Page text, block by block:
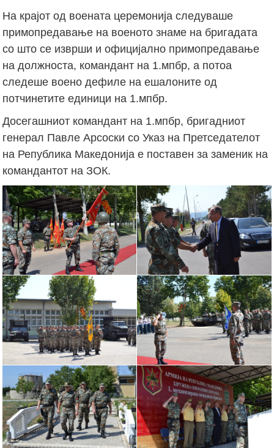
На крајот од воената церемонија следуваше
примопредавање на военото знаме на бригадата
со што се изврши и официјално примопредавање
на должноста, командант на 1.мпбр, а потоа
следеше воено дефиле на ешалоните од
потчинетите единици на 1.мпбр.
Досегашниот командант на 1.мпбр, бригадниот
генерал Павле Арсоски со Указ на Претседателот
на Република Македонија е поставен за заменик на
командантот на ЗОК.